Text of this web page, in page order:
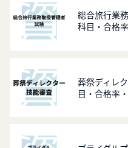
総合旅行業
科目・合格
葬祭ディレ
目・合格率